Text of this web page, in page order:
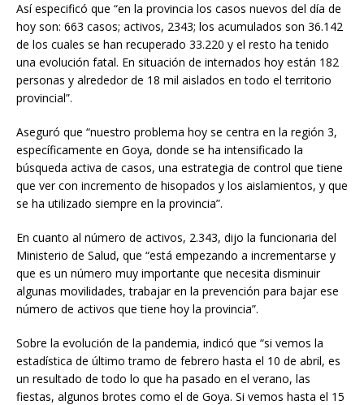
Así especificó que “en la provincia los casos nuevos del día de
hoy son: 663 casos; activos, 2343; los acumulados son 36.142
de los cuales se han recuperado 33.220 y el resto ha tenido
una evolución fatal. En situación de internados hoy están 182
personas y alrededor de 18 mil aislados en todo el territorio
provincial”.
Aseguró que “nuestro problema hoy se centra en la región 3,
específicamente en Goya, donde se ha intensificado la
búsqueda activa de casos, una estrategia de control que tiene
que ver con incremento de hisopados y los aislamientos, y que
se ha utilizado siempre en la provincia”.
En cuanto al número de activos, 2.343, dijo la funcionaria del
Ministerio de Salud, que “está empezando a incrementarse y
que es un número muy importante que necesita disminuir
algunas movilidades, trabajar en la prevención para bajar ese
número de activos que tiene hoy la provincia”.
Sobre la evolución de la pandemia, indicó que “si vemos la
estadística de último tramo de febrero hasta el 10 de abril, es
un resultado de todo lo que ha pasado en el verano, las
fiestas, algunos brotes como el de Goya. Si vemos hasta el 15